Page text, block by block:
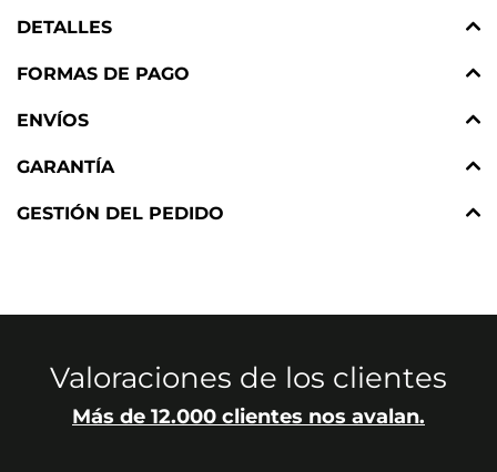
DETALLES
FORMAS DE PAGO
ENVÍOS
GARANTÍA
GESTIÓN DEL PEDIDO
Valoraciones de los clientes
Más de 12.000 clientes nos avalan.